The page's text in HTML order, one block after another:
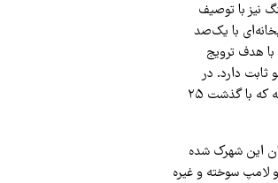
نیز با توصیف
کتابخانه‌ای با یک‌صد
جلد کتاب در بین جمعیت یک هزار و پانصدنفری بلوک یاد شده گفت؛ از کتابخانه‌ای که در سال ۱۳۸۰ با هدف ترویج
شد و حالا افزون بر ۱۰ هزار جلد کتاب با ۱۵۰ نفر عضو ثابت دارد. در
محفل کتاب‌خوان‌های شهرک اکباتان محتوای کتاب‌ها به بوته نقد و بررسی گذاشته می‌شود و کتابخانه که با گذشت ۲۵
ساکنان این شهرک شده
لامپ سوخته و غیره